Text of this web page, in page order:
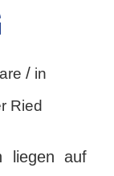
/ in
Ried
liegen auf